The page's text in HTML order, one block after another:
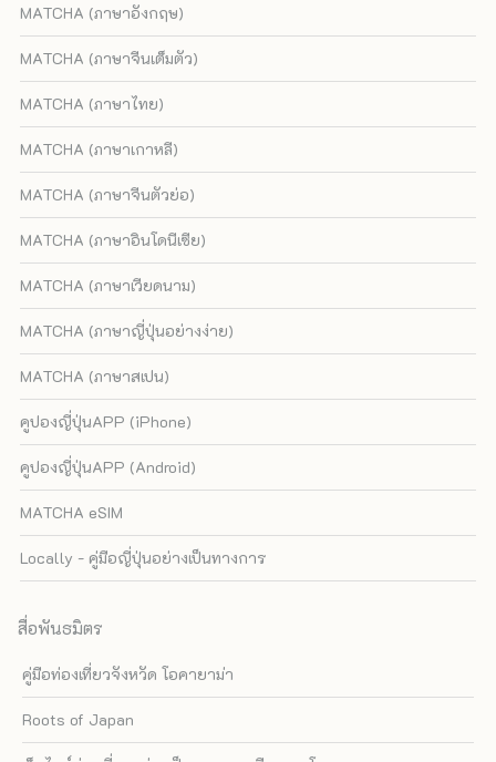
MATCHA (ภาษาอังกฤษ)
MATCHA (ภาษาจีนเต็มตัว)
MATCHA (ภาษาไทย)
MATCHA (ภาษาเกาหลี)
MATCHA (ภาษาจีนตัวย่อ)
MATCHA (ภาษาอินโดนีเซีย)
MATCHA (ภาษาเวียดนาม)
MATCHA (ภาษาญี่ปุ่นอย่างง่าย)
MATCHA (ภาษาสเปน)
คูปองญี่ปุ่นAPP (iPhone)
คูปองญี่ปุ่นAPP (Android)
MATCHA eSIM
Locally - คู่มือญี่ปุ่นอย่างเป็นทางการ
สื่อพันธมิตร
คู่มือท่องเที่ยวจังหวัด โอคายาม่า
Roots of Japan